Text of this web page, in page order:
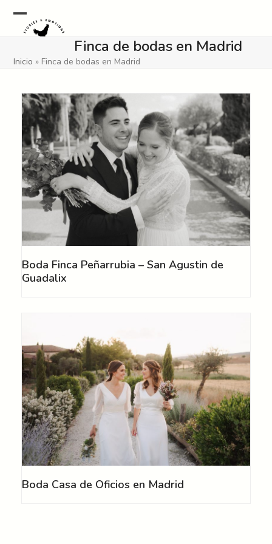
contentOpen
menu
Close
menu
Finca de bodas en Madrid
Inicio » Finca de bodas en Madrid
Boda Finca Peñarrubia – San Agustin de
Guadalix
Boda Casa de Oficios en Madrid